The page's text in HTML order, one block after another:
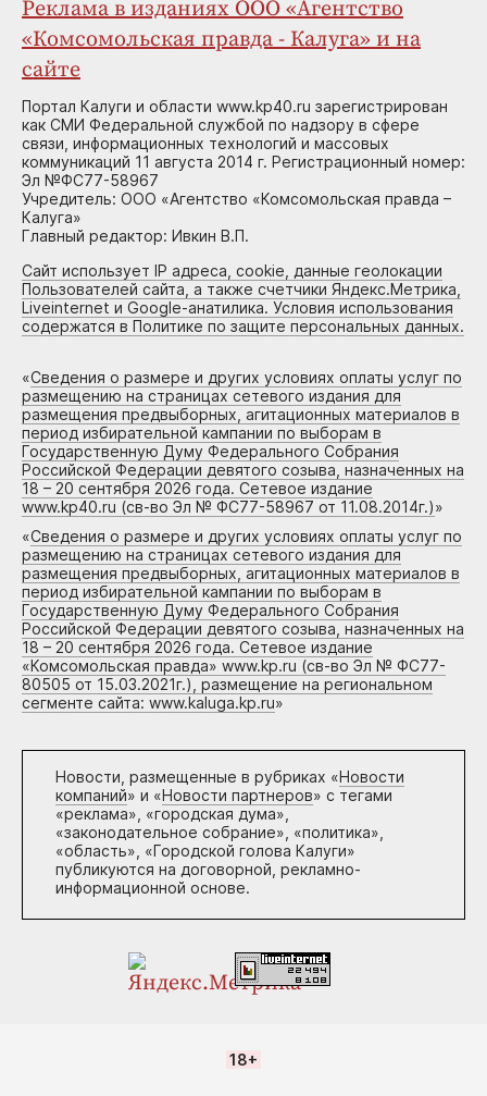
Реклама в изданиях ООО «Агентство
«Комсомольская правда - Калуга» и на
сайте
Портал Калуги и области www.kp40.ru зарегистрирован
как СМИ Федеральной службой по надзору в сфере
связи, информационных технологий и массовых
коммуникаций 11 августа 2014 г. Регистрационный номер:
Эл №ФС77-58967
Учредитель: ООО «Агентство «Комсомольская правда –
Калуга»
Главный редактор: Ивкин В.П.
Сайт использует IP адреса, cookie, данные геолокации
Пользователей сайта, а также счетчики Яндекс.Метрика,
Liveinternet и Google-анатилика. Условия использования
содержатся в Политике по защите персональных данных.
«Сведения о размере и других условиях оплаты услуг по
размещению на страницах сетевого издания для
размещения предвыборных, агитационных материалов в
период избирательной кампании по выборам в
Государственную Думу Федерального Собрания
Российской Федерации девятого созыва, назначенных на
18 – 20 сентября 2026 года. Сетевое издание
www.kp40.ru (св-во Эл № ФС77-58967 от 11.08.2014г.)»
«Сведения о размере и других условиях оплаты услуг по
размещению на страницах сетевого издания для
размещения предвыборных, агитационных материалов в
период избирательной кампании по выборам в
Государственную Думу Федерального Собрания
Российской Федерации девятого созыва, назначенных на
18 – 20 сентября 2026 года. Сетевое издание
«Комсомольская правда» www.kp.ru (св-во Эл № ФС77-
80505 от 15.03.2021г.), размещение на региональном
сегменте сайта: www.kaluga.kp.ru»
Новости, размещенные в рубриках «Новости
компаний» и «Новости партнеров» с тегами
«реклама», «городская дума»,
«законодательное собрание», «политика»,
«область», «Городской голова Калуги»
публикуются на договорной, рекламно-
информационной основе.
18+